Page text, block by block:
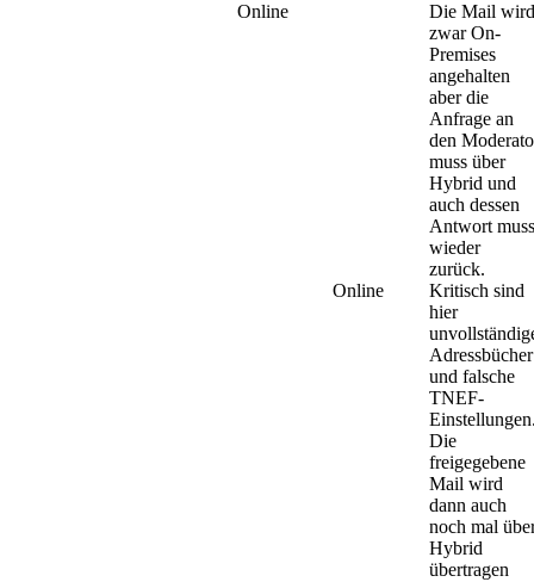
Online
Online
Die Mail wird
zwar On-
Premises
angehalten
aber die
Anfrage an
den
muss über
Hybrid und
auch dessen
Antwort muss
wieder
zurück.
Kritisch sind
hier
Adressbücher
und falsche
TNEF-
Die
freigegebene
Mail wird
dann auch
noch mal
Hybrid
übertragen